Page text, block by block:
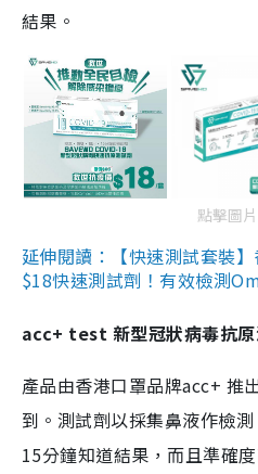
結果。
點擊圖
延伸閱讀：【快速測試套裝
$18快速測試劑！有效檢測
acc+ test 新型冠狀病毒抗原
產品由香港口罩品牌acc+ 推
到。測試劑以採集鼻液作檢
15分鐘知道結果，而且準確